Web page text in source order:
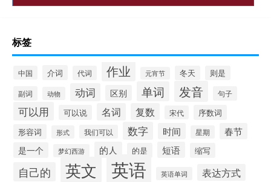
标签
中国 介词 代词 作业 元宵节 冬天
则是
副词
动物 动词 区别 单词 发音 句子
可以用 可以说 名词 复数 宋代
序数词
形容词
形式 我们可以 数字 时间 星期 春节
是一个 梦幻西游 的人 的是 短语 缩写
自己的 英文 英语 英语单词 表达方式